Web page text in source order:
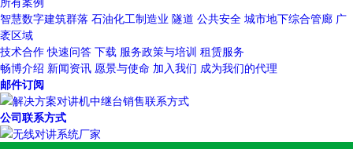
智慧数字建筑群落 石油化工制造业 隧道 公共安全 城市地下综合管廊 广
袤区域
技术合作 快速问答 下载 服务政策与培训 租赁服务
畅博介绍 新闻资讯 愿景与使命 加入我们 成为我们的代理
邮件订阅
公司联系方式